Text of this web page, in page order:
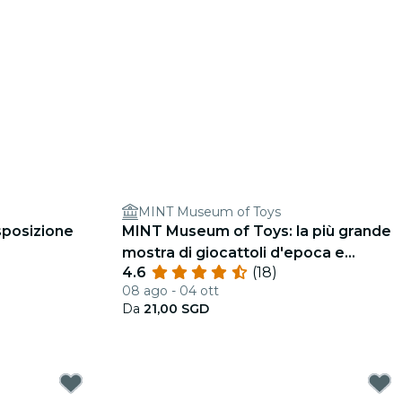
MINT Museum of Toys
MINT Museum of Toys: la più grande
mostra di giocattoli d'epoca e
oggetti da collezione dell'Asia
4.6 (18)
08 ago - 04 ott
Da 21,00 SGD